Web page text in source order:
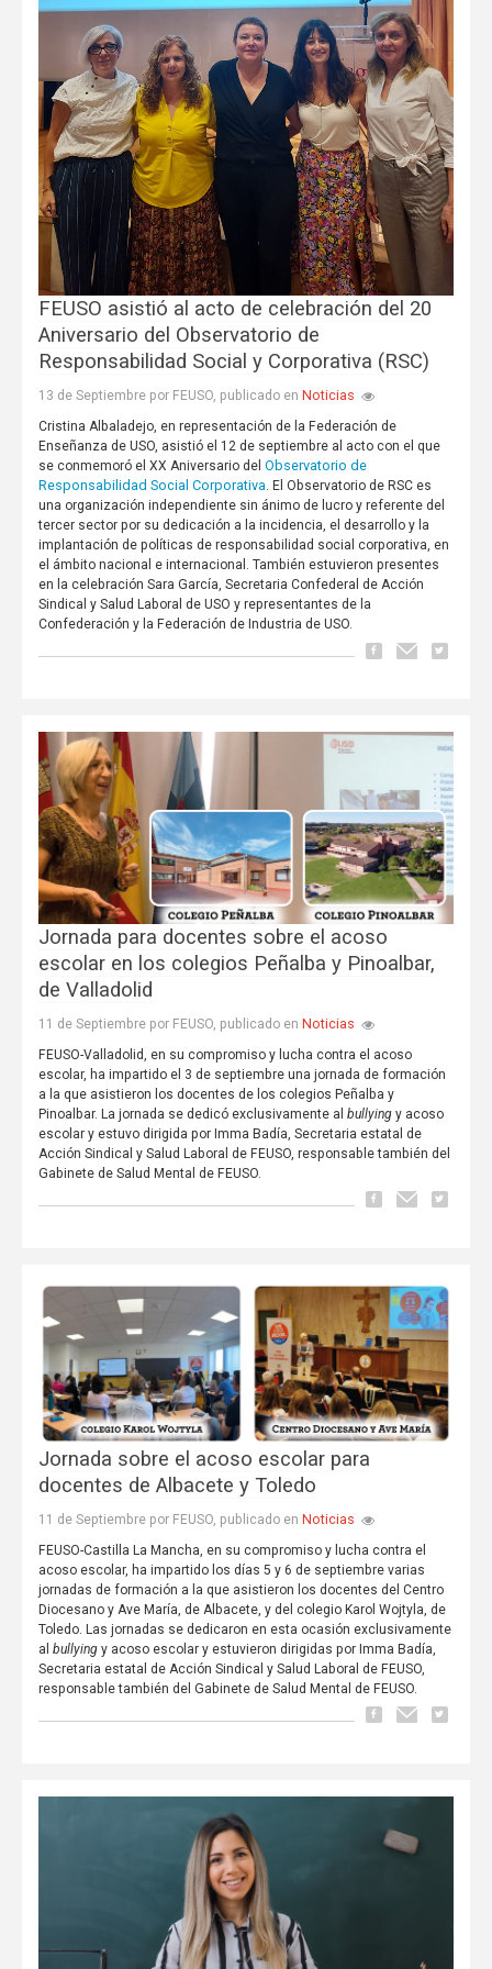
FEUSO asistió al acto de celebración del 20
Aniversario del Observatorio de
Responsabilidad Social y Corporativa (RSC)
13 de Septiembre por FEUSO, publicado en Noticias
Cristina Albaladejo, en representación de la Federación de
Enseñanza de USO, asistió el 12 de septiembre al acto con el que
se conmemoró el XX Aniversario del Observatorio de
Responsabilidad Social Corporativa. El Observatorio de RSC es
una organización independiente sin ánimo de lucro y referente del
tercer sector por su dedicación a la incidencia, el desarrollo y la
implantación de políticas de responsabilidad social corporativa, en
el ámbito nacional e internacional. También estuvieron presentes
en la celebración Sara García, Secretaria Confederal de Acción
Sindical y Salud Laboral de USO y representantes de la
Confederación y la Federación de Industria de USO.
Jornada para docentes sobre el acoso
escolar en los colegios Peñalba y Pinoalbar,
de Valladolid
11 de Septiembre por FEUSO, publicado en Noticias
FEUSO-Valladolid, en su compromiso y lucha contra el acoso
escolar, ha impartido el 3 de septiembre una jornada de formación
a la que asistieron los docentes de los colegios Peñalba y
Pinoalbar. La jornada se dedicó exclusivamente al bullyingy acoso
escolar y estuvo dirigida por Imma Badía, Secretaria estatal de
Acción Sindical y Salud Laboral de FEUSO, responsable también del
Gabinete de Salud Mental de FEUSO.
Jornada sobre el acoso escolar para
docentes de Albacete y Toledo
11 de Septiembre por FEUSO, publicado en Noticias
FEUSO-Castilla La Mancha, en su compromiso y lucha contra el
acoso escolar, ha impartido los días 5 y 6 de septiembre varias
jornadas de formación a la que asistieron los docentes del Centro
Diocesano y Ave María, de Albacete, y del colegio Karol Wojtyla, de
Toledo. Las jornadas se dedicaron en esta ocasión exclusivamente
al bullyingy acoso escolar y estuvieron dirigidas por Imma Badía,
Secretaria estatal de Acción Sindical y Salud Laboral de FEUSO,
responsable también del Gabinete de Salud Mental de FEUSO.